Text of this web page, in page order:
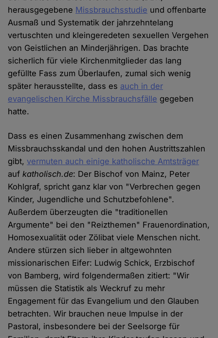
herausgegebene Missbrauchsstudie und offenbarte
Ausmaß und Systematik der jahrzehntelang
vertuschten und kleingeredeten sexuellen Vergehen
von Geistlichen an Minderjährigen. Das brachte
sicherlich für viele Kirchenmitglieder das lang
gefüllte Fass zum Überlaufen, zumal sich wenig
später herausstellte, dass es auch in der
evangelischen Kirche Missbrauchsfälle gegeben
hatte.
Dass es einen Zusammenhang zwischen dem
Missbrauchsskandal und den hohen Austrittszahlen
gibt,vermuten auch einige katholische Amtsträger
aufkatholisch.de: Der Bischof von Mainz, Peter
Kohlgraf, spricht ganz klar von "Verbrechen gegen
Kinder, Jugendliche und Schutzbefohlene".
Außerdem überzeugten die "traditionellen
Argumente" bei den "Reizthemen" Frauenordination,
Homosexualität oder Zölibat viele Menschen nicht.
Andere stürzen sich lieber in altgewohnten
missionarischen Eifer: Ludwig Schick, Erzbischof
von Bamberg, wird folgendermaßen zitiert: "Wir
müssen die Statistik als Weckruf zu mehr
Engagement für das Evangelium und den Glauben
betrachten. Wir brauchen neue Impulse in der
Pastoral, insbesondere bei der Seelsorge für